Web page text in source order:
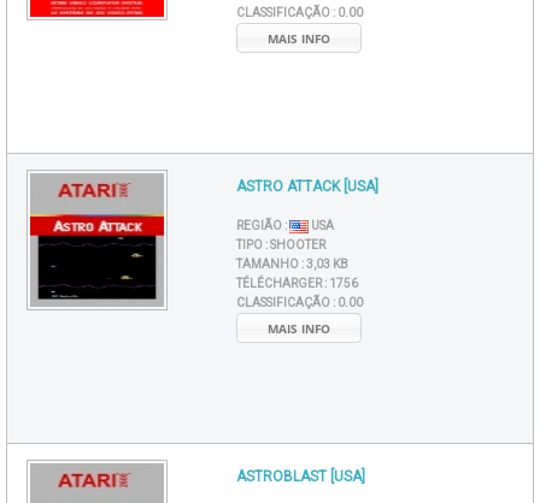
CLASSIFICAÇÃO : 0.00
MAIS INFO
ASTRO ATTACK [USA]
REGIÃO :
USA
TIPO :SHOOTER
TAMANHO :3,03 KB
TÉLÉCHARGER : 1756
CLASSIFICAÇÃO : 0.00
MAIS INFO
ASTROBLAST [USA]